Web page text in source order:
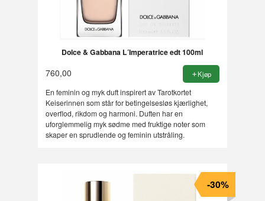
Dolce & Gabbana L´Imperatrice edt 100ml
760,00 Kjøp
En feminin og myk duft inspirert av Tarotkortet
Keiserinnen som står for betingelsesløs kjærlighet,
overflod, rikdom og harmoni. Duften har en
uforglemmelig myk sødme med fruktige noter som
skaper en sprudlende og feminin utstråling.
-30%